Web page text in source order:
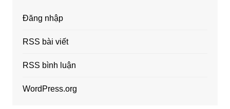
Đăng nhập
RSS bài viết
RSS bình luận
WordPress.org